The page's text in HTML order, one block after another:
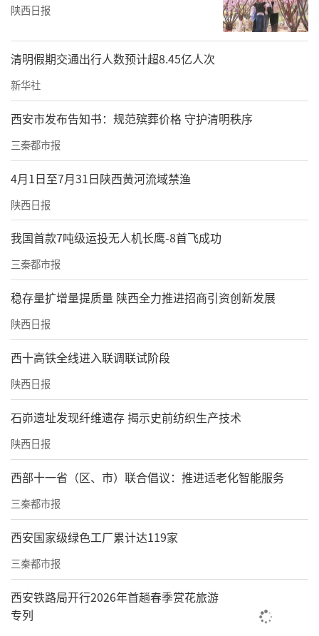
陕西日报
清明假期交通出行人数预计超8.45亿人次
新华社
西安市发布告知书：规范殡葬价格 守护清明秩序
三秦都市报
4月1日至7月31日陕西黄河流域禁渔
陕西日报
我国首款7吨级运投无人机长鹰-8首飞成功
三秦都市报
稳存量扩增量提质量 陕西全力推进招商引资创新发展
陕西日报
西十高铁全线进入联调联试阶段
陕西日报
石峁遗址发现纤维遗存 揭示史前纺织生产技术
陕西日报
西部十一省（区、市）联合倡议：推进适老化智能服务
三秦都市报
西安国家级绿色工厂累计达119家
三秦都市报
西安铁路局开行2026年首趟春季赏花旅游
专列